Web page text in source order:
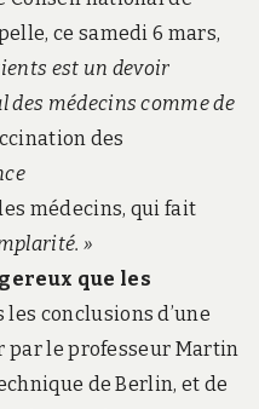
ce samedi 6 mars,
est un devoir
médecins comme de
des
médecins, qui fait
»
que les
les conclusions d’une
par le professeur Martin
de Berlin, et de